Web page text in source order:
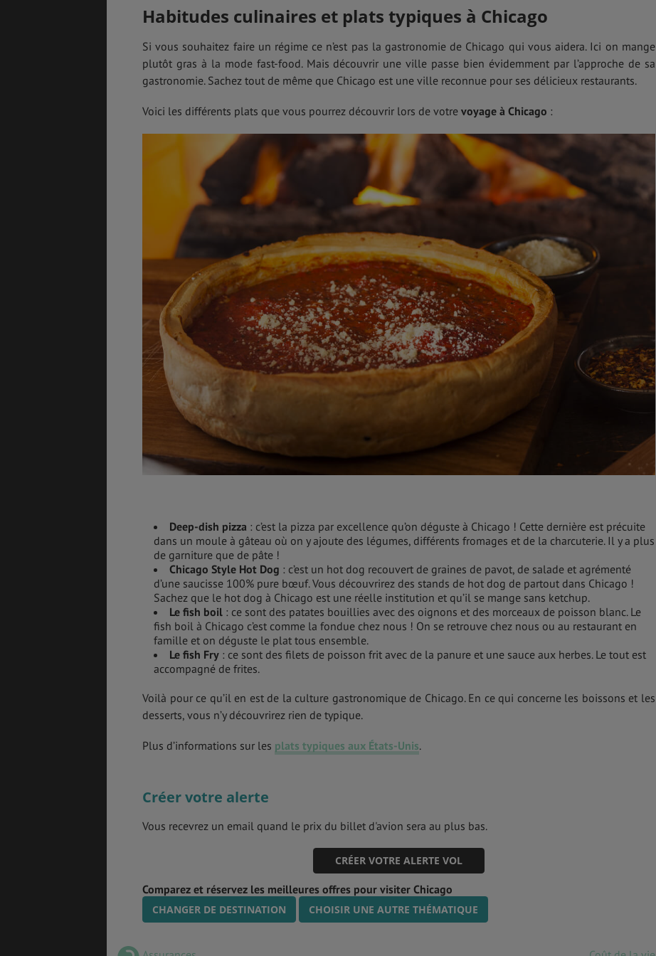
Habitudes culinaires et plats typiques à Chicago
Si vous souhaitez faire un régime ce n’est pas la gastronomie de Chicago qui vous aidera. Ici on mange
plutôt gras à la mode fast-food. Mais découvrir une ville passe bien évidemment par l’approche de sa
gastronomie. Sachez tout de même que Chicago est une ville reconnue pour ses délicieux restaurants.
Voici les différents plats que vous pourrez découvrir lors de votre voyage à Chicago :
Deep-dish pizza : c’est la pizza par excellence qu’on déguste à Chicago ! Cette dernière est précuite
dans un moule à gâteau où on y ajoute des légumes, différents fromages et de la charcuterie. Il y a plus
de garniture que de pâte !
Chicago Style Hot Dog : c’est un hot dog recouvert de graines de pavot, de salade et agrémenté
d’une saucisse 100% pure bœuf. Vous découvrirez des stands de hot dog de partout dans Chicago !
Sachez que le hot dog à Chicago est une réelle institution et qu’il se mange sans ketchup.
Le fish boil : ce sont des patates bouillies avec des oignons et des morceaux de poisson blanc. Le
fish boil à Chicago c’est comme la fondue chez nous ! On se retrouve chez nous ou au restaurant en
famille et on déguste le plat tous ensemble.
Le fish Fry : ce sont des filets de poisson frit avec de la panure et une sauce aux herbes. Le tout est
accompagné de frites.
Voilà pour ce qu’il en est de la culture gastronomique de Chicago. En ce qui concerne les boissons et les
desserts, vous n’y découvrirez rien de typique.
Plus d’informations sur les plats typiques aux États-Unis.
Créer votre alerte
Vous recevrez un email quand le prix du billet d'avion sera au plus bas.
CRÉER VOTRE ALERTE VOL
Comparez et réservez les meilleures offres pour visiter Chicago
CHANGER DE DESTINATION CHOISIR UNE AUTRE THÉMATIQUE